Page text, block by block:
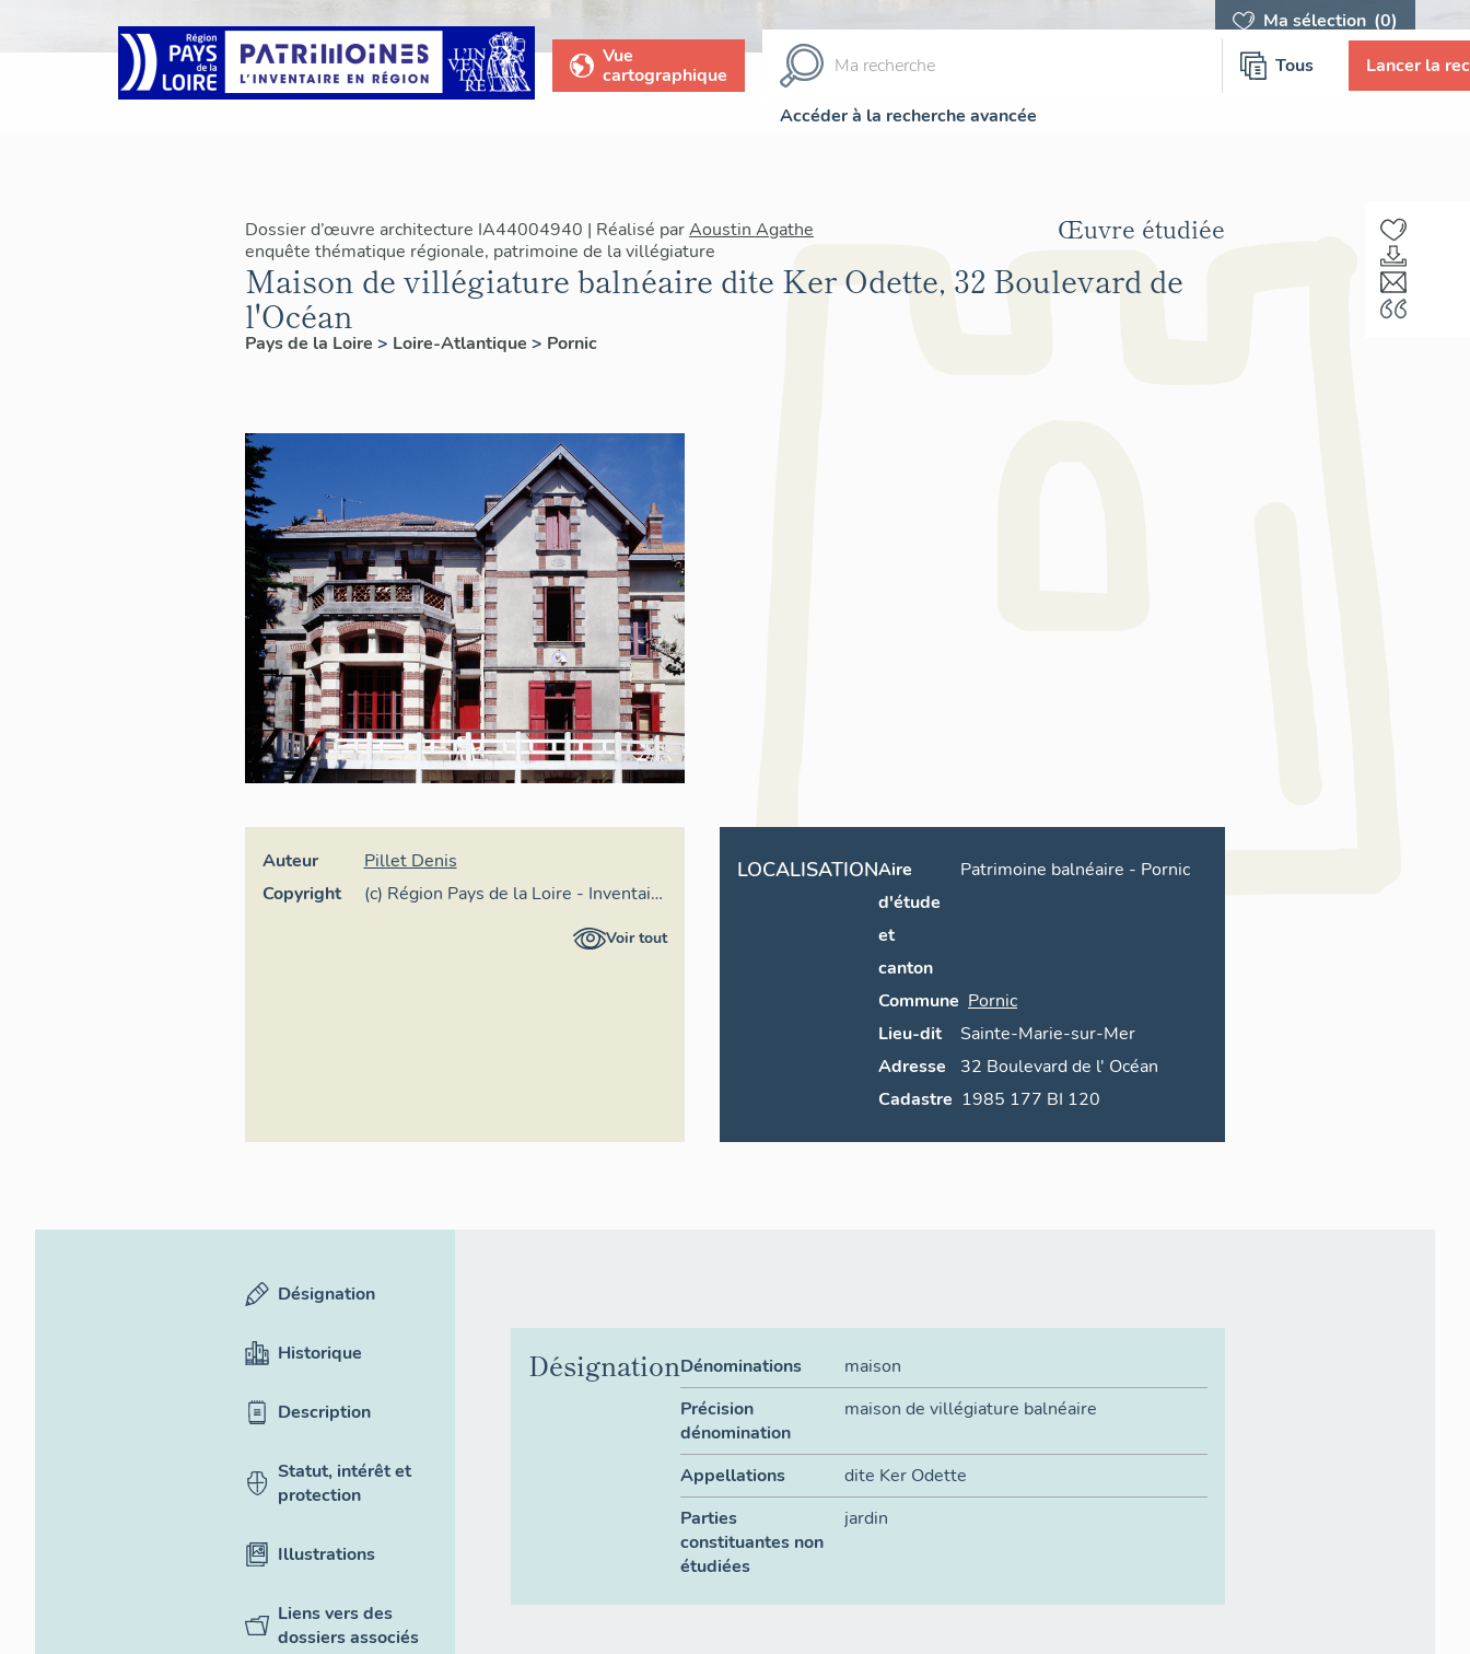
Ma sélection (0)
Vue
cartographique
Tous Lancer la
Accéder à la recherche avancée
Dossier d’œuvre architecture IA44004940 | Réalisé parAoustin Agathe
enquête thématique régionale, patrimoine de la villégiature
Maison de villégiature balnéaire dite Ker Odette, 32 Boulevard de
l'Océan
Pays de la Loire > Loire-Atlantique > Pornic
Œuvre étudiée
Auteur
Pillet Denis
Copyright
(c) Région Pays de la Loire - Inventaire
Voir tout
LOCALISATIONAire
d'étude
et
canton
Patrimoine balnéaire - Pornic
Commune Pornic
Lieu-dit
Sainte-Marie-sur-Mer
Adresse
32 Boulevard de l' Océan
Cadastre
1985 177 BI 120
Désignation
Historique
Description
Statut, intérêt et
protection
Illustrations
Liens vers des
dossiers associés
DésignationDénominations
maison
Précision
dénomination
maison de villégiature balnéaire
Appellations
dite Ker Odette
Parties
constituantes non
étudiées
jardin